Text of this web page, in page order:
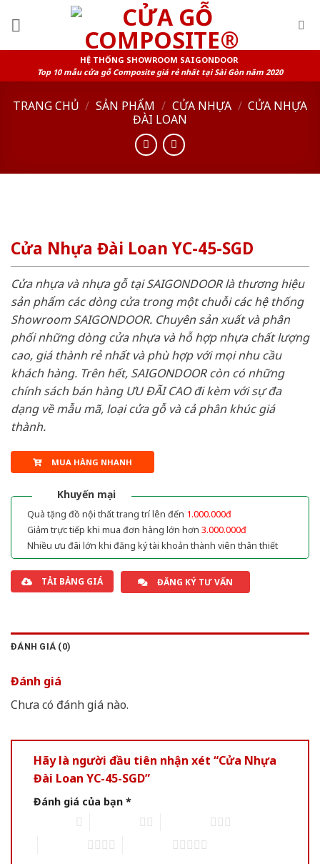
HỆ THỐNG SHOWROOM SAIGONDOOR
Top 10 mẫu cửa gỗ Composite giá rẻ nhất tại Sài Gòn năm 2020
TRANG CHỦ / SẢN PHẨM / CỬA NHỰA / CỬA NHỰA
ĐÀI LOAN
Cửa Nhựa Đài Loan YC-45-SGD
Cửa nhựa và nhựa gỗ tại SAIGONDOOR là thương hiệu
sản phẩm các dòng cửa trong một chuỗi các hệ thống
Showroom SAIGONDOOR. Chuyên sản xuất và phân
phối những dòng cửa nhựa và hỗ hợp nhựa chất lượng
cao, giá thành rẻ nhất và phù hợp với mọi nhu cầu
khách hàng. Trên hết, SAIGONDOOR còn có những
chính sách bán hàng ƯU ĐÃI CAO đi kèm với sự đa
dạng về mẫu mã, loại cửa gỗ và cả phân khúc giá
thành.
MUA HÀNG NHANH
Khuyến mại
Quà tặng đồ nội thất trang trí lên đến 1.000.000đ
Giảm trực tiếp khi mua đơn hàng lớn hơn 3.000.000đ
Nhiều ưu đãi lớn khi đăng ký tài khoản thành viên thân thiết
TẢI BẢNG GIÁ ĐĂNG KÝ TƯ VẤN
ĐÁNH GIÁ (0)
Đánh giá
Chưa có đánh giá nào.
Hãy là người đầu tiên nhận xét “Cửa Nhựa
Đài Loan YC-45-SGD”
Đánh giá của bạn *